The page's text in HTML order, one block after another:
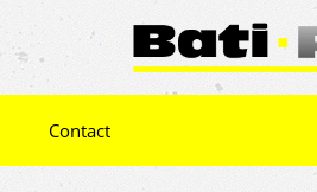
Contact